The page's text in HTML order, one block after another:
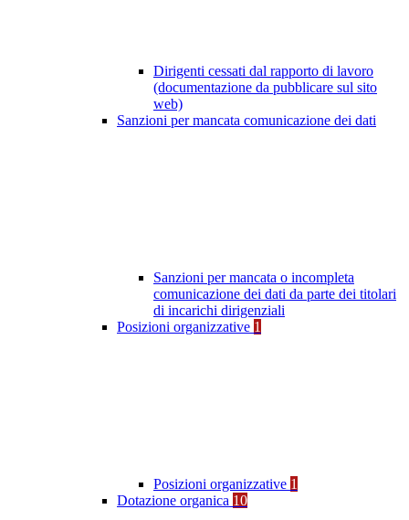
Dirigenti cessati dal rapporto di lavoro
(documentazione da pubblicare sul sito
web)
Sanzioni per mancata comunicazione dei dati
Sanzioni per mancata o incompleta
comunicazione dei dati da parte dei titolari
di incarichi dirigenziali
Posizioni organizzative 1
Posizioni organizzative 1
Dotazione organica 10